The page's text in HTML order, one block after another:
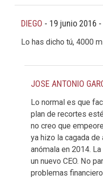
DIEGO - 19 junio 2016
Lo has dicho tú, 4000
JOSE ANTONIO
Lo normal es que
plan de recortes
no creo que
ya hizo la cagada
anómala en 2014.
un nuevo CEO. No
problemas